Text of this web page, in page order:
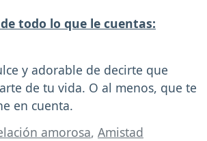
todo lo que le cuentas:
y adorable de decirte que
de tu vida. O al menos, que te
en cuenta.
amorosa, Amistad